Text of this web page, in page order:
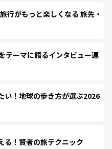
がもっと楽しくなる 旅先・
テーマに語るインタビュー連
い！地球の歩き方が選ぶ2026
る！賢者の旅テクニック